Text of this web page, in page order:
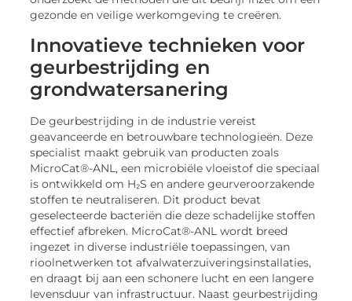
gezonde en veilige werkomgeving te creëren.
Innovatieve technieken voor
geurbestrijding en
grondwatersanering
De geurbestrijding in de industrie vereist
geavanceerde en betrouwbare technologieën. Deze
specialist maakt gebruik van producten zoals
MicroCat®-ANL, een microbiële vloeistof die speciaal
is ontwikkeld om H₂S en andere geurveroorzakende
stoffen te neutraliseren. Dit product bevat
geselecteerde bacteriën die deze schadelijke stoffen
effectief afbreken. MicroCat®-ANL wordt breed
ingezet in diverse industriële toepassingen, van
rioolnetwerken tot afvalwaterzuiveringsinstallaties,
en draagt bij aan een schonere lucht en een langere
levensduur van infrastructuur. Naast geurbestrijding